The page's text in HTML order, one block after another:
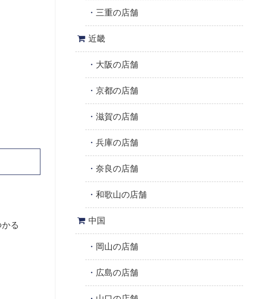
る
三重の店舗
近畿
大阪の店舗
京都の店舗
滋賀の店舗
兵庫の店舗
奈良の店舗
和歌山の店舗
中国
岡山の店舗
広島の店舗